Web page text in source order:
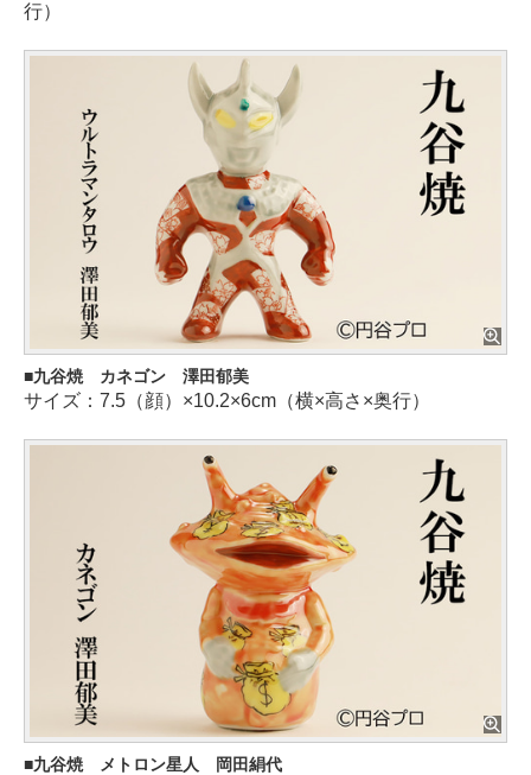
行）
九谷焼 カネゴン 澤田郁美
サイズ：7.5（顔）×10.2×6cm（横×高さ×奥行）
九谷焼 メトロン星人 岡田絹代